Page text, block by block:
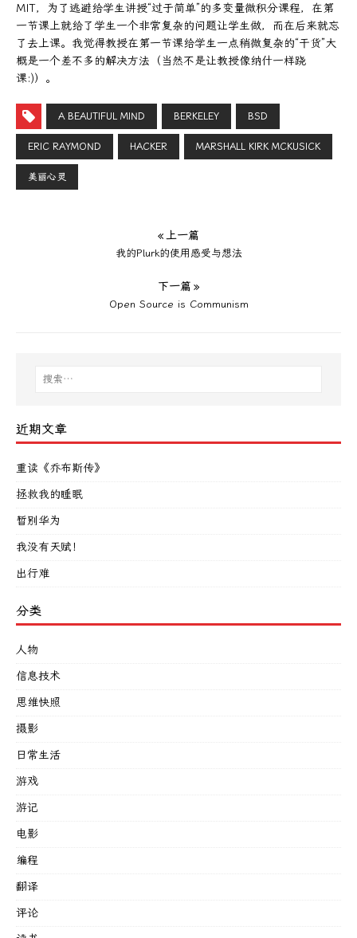
MIT，为了逃避给学生讲授“过于简单”的多变量微积分课程，在第
一节课上就给了学生一个非常复杂的问题让学生做，而在后来就忘
了去上课。我觉得教授在第一节课给学生一点稍微复杂的“干货”大
概是一个差不多的解决方法（当然不是让教授像纳什一样跷
课:)）。
A BEAUTIFUL MIND BERKELEY BSD
ERIC RAYMOND HACKER MARSHALL KIRK MCKUSICK
美丽心灵
« 上一篇
我的Plurk的使用感受与想法
下一篇 »
Open Source is Communism
近期文章
重读《乔布斯传》
拯救我的睡眠
暂别华为
我没有天赋！
出行难
分类
人物
信息技术
思维快照
摄影
日常生活
游戏
游记
电影
编程
翻译
评论